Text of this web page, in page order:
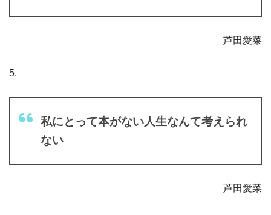
芦田愛菜
5.
私にとって本がない人生なんて考えられ
ない
芦田愛菜